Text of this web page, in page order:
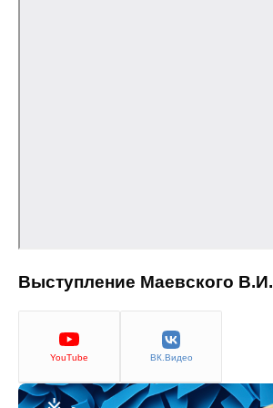
Диссертационный совет
Выступление Маевского В.И.
YouTube ВК.Видео